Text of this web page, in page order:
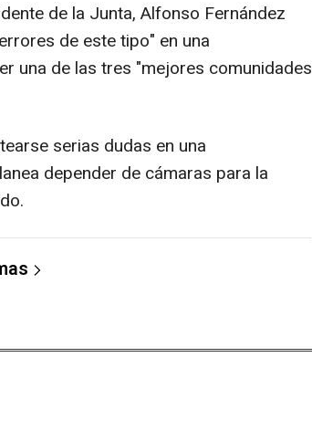
de la Junta, Alfonso Fernández
de este tipo" en una
una de las tres "mejores comunidades
serias dudas en una
depender de cámaras para la